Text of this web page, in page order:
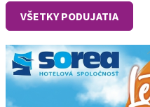
VŠETKY PODUJATIA